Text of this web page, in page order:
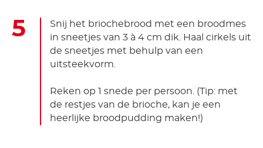
Snij het briochebrood met een broodmes
in sneetjes van 3 à 4 cm dik. Haal cirkels uit
de sneetjes met behulp van een
uitsteekvorm.
Reken op 1 snede per persoon. (Tip: met
de restjes van de brioche, kan je een
heerlijke broodpudding maken!)